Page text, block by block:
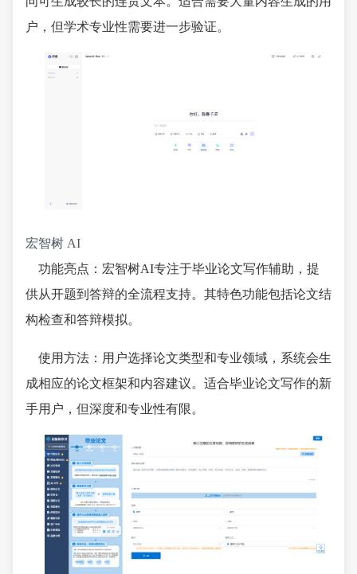
户，但学术专业性需要进一步验证。
宏智树 AI
功能亮点：宏智树AI专注于毕业论文写作辅助，提
供从开题到答辩的全流程支持。其特色功能包括论文结
构检查和答辩模拟。
使用方法：用户选择论文类型和专业领域，系统会生
成相应的论文框架和内容建议。适合毕业论文写作的新
手用户，但深度和专业性有限。